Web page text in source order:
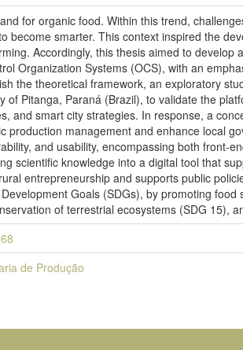
for organic food. Within this trend,
become smarter. This context inspired the
Accordingly, this thesis aimed to
Organization Systems (OCS), with an
the theoretical framework, an exploratory
of Pitanga, Paraná (Brazil), to validate the
and smart city strategies. In response, a
production management and enhance local
and usability, encompassing both front-
scientific knowledge into a digital tool that
entrepreneurship and supports public
Goals (SDGs), by promoting
of terrestrial ecosystems (SDG 15),
de Produção